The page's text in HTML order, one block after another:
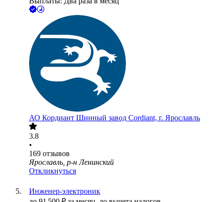
АО Кордиант Шинный завод Cordiant, г. Ярославль
3.8
•
169 отзывов
Ярославль, р-н Ленинский
Откликнуться
Инженер-электроник